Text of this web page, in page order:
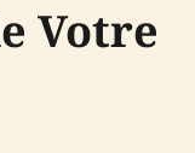
Votre